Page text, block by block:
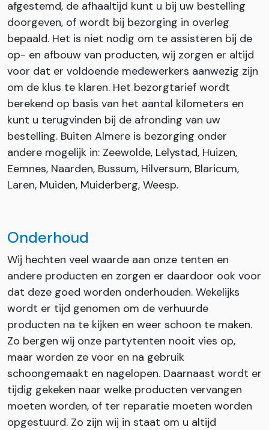
afgestemd, de afhaaltijd kunt u bij uw bestelling
doorgeven, of wordt bij bezorging in overleg
bepaald. Het is niet nodig om te assisteren bij de
op- en afbouw van producten, wij zorgen er altijd
voor dat er voldoende medewerkers aanwezig zijn
om de klus te klaren. Het bezorgtarief wordt
berekend op basis van het aantal kilometers en
kunt u terugvinden bij de afronding van uw
bestelling. Buiten Almere is bezorging onder
andere mogelijk in: Zeewolde, Lelystad, Huizen,
Eemnes, Naarden, Bussum, Hilversum, Blaricum,
Laren, Muiden, Muiderberg, Weesp.
Onderhoud
Wij hechten veel waarde aan onze tenten en
andere producten en zorgen er daardoor ook voor
dat deze goed worden onderhouden. Wekelijks
wordt er tijd genomen om de verhuurde
producten na te kijken en weer schoon te maken.
Zo bergen wij onze partytenten nooit vies op,
maar worden ze voor en na gebruik
schoongemaakt en nagelopen. Daarnaast wordt er
tijdig gekeken naar welke producten vervangen
moeten worden, of ter reparatie moeten worden
opgestuurd. Zo zijn wij in staat om u altijd